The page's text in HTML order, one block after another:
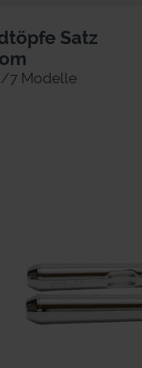
Satz
7 Modelle